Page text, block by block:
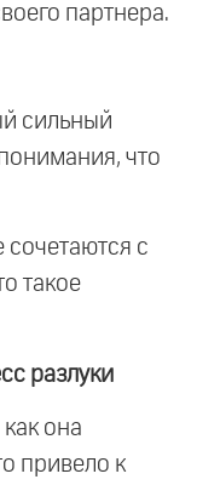
партнера.
сильный
что
сочетаются с
такое
разлуки
она
привело к